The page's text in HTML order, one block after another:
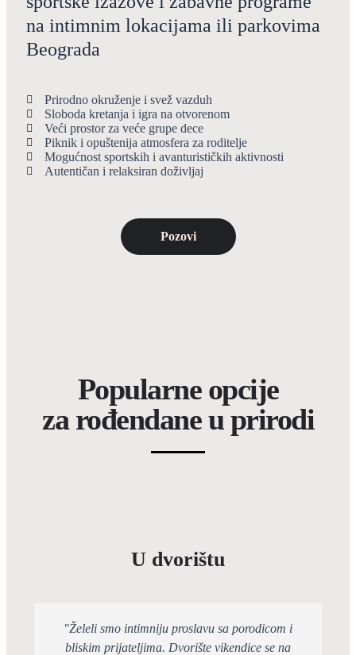
na intimnim lokacijama ili parkovima
Beograda
Prirodno okruženje i svež vazduh
Sloboda kretanja i igra na otvorenom
Veći prostor za veće grupe dece
Piknik i opuštenija atmosfera za roditelje
Mogućnost sportskih i avanturističkih aktivnosti
Autentičan i relaksiran doživljaj
Pozovi
Popularne opcije
za rođendane u prirodi
U dvorištu
"Želeli smo intimniju proslavu sa porodicom i
bliskim prijateljima. Dvorište vikendice se na